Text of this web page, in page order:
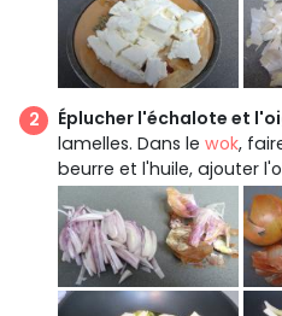
Éplucher l'échalote et
lamelles. Dans le wok,
beurre et l'huile, ajouter